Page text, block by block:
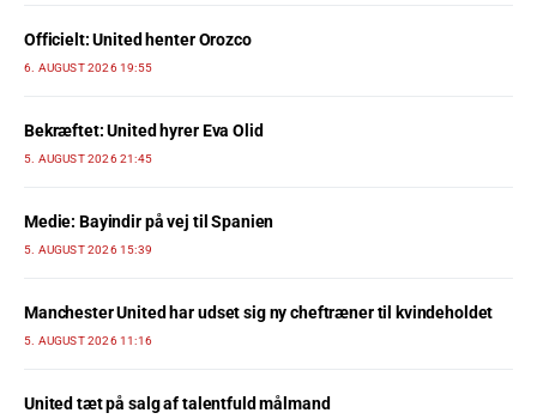
Officielt: United henter Orozco
6. AUGUST 2026 19:55
Bekræftet: United hyrer Eva Olid
5. AUGUST 2026 21:45
Medie: Bayindir på vej til Spanien
5. AUGUST 2026 15:39
Manchester United har udset sig ny cheftræner til kvindeholdet
5. AUGUST 2026 11:16
United tæt på salg af talentfuld målmand